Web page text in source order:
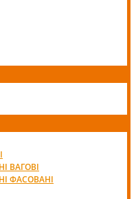
ВАГОВІ
ФАСОВАНІ